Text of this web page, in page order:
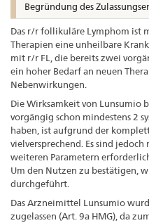
Begründung des
Das r/r follikuläre Lymphom ist
Therapien eine unheilbare
mit r/r FL, die bereits zwei
ein hoher Bedarf an neuen
Nebenwirkungen.
Die Wirksamkeit von Lunsumio
vorgängig schon mindestens 2
haben, ist aufgrund der
vielversprechend. Es sind
weiteren Parametern
Um den Nutzen zu bestätigen,
durchgeführt.
Das Arzneimittel Lunsumio
zugelassen (Art. 9a HMG), da